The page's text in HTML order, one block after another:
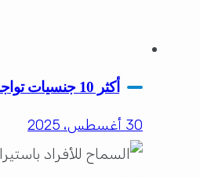
أكثر 10 جنسيات تواجداً في قطر 2025
30 أغسطس، 2025